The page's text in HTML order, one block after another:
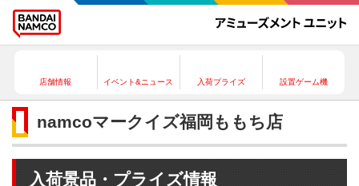
店舗情報 イベント&ニュース 入荷プライズ 設置ゲーム機
namcoマークイズ福岡ももち店
入荷景品・プライズ情報